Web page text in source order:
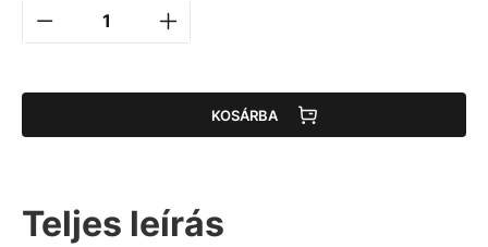
KOSÁRBA
Teljes leírás